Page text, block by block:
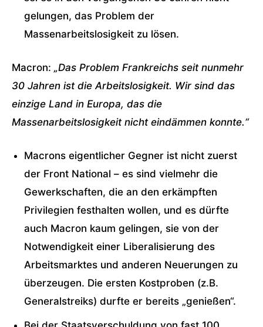
gelungen, das Problem der
Massenarbeitslosigkeit zu lösen.
Macron: „Das Problem Frankreichs seit nunmehr
30 Jahren ist die Arbeitslosigkeit. Wir sind das
einzige Land in Europa, das die
Massenarbeitslosigkeit nicht eindämmen konnte.“
Macrons eigentlicher Gegner ist nicht zuerst
der Front National – es sind vielmehr die
Gewerkschaften, die an den erkämpften
Privilegien festhalten wollen, und es dürfte
auch Macron kaum gelingen, sie von der
Notwendigkeit einer Liberalisierung des
Arbeitsmarktes und anderen Neuerungen zu
überzeugen. Die ersten Kostproben (z.B.
Generalstreiks) durfte er bereits „genießen“.